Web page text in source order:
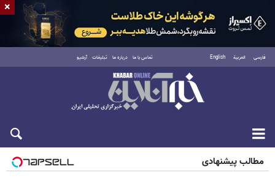
فارسی العربية English تماس با ما درباره ما تبلیغات آرشیو
شنبه ۱۷ مرداد ۱۴۰۵
مطالب پیشنهادی
×